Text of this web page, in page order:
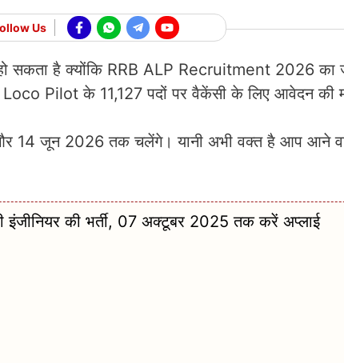
Us
सकता है क्योंकि RRB ALP Recruitment 2026 का
Pilot के 11,127 पदों पर वैकेंसी के लिए आवेदन की
14 जून 2026 तक चलेंगे। यानी अभी वक्त है आप आने
की भर्ती, 07 अक्टूबर 2025 तक करें अप्लाई